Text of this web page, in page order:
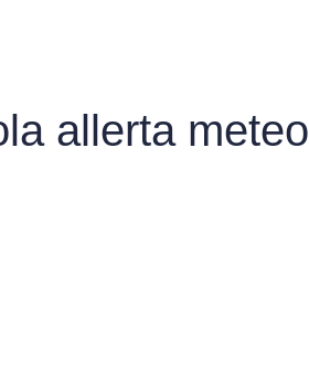
allerta meteo